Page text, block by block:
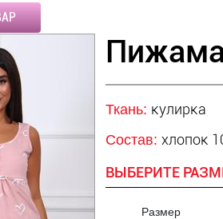
Ткань: кулирка
Состав: хлопок
ВЫБЕРИТЕ
Размер